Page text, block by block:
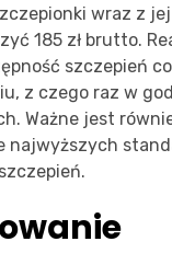
wraz z
185 zł brutto.
szczepień
z czego raz w
Ważne jest
najwyższych